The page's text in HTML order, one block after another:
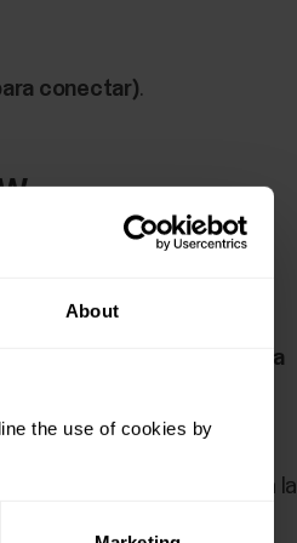
About
the use of cookies by
conectar).
Flow/M460. Para ello,
Segmentos Strava
que desees transferir a tu
para pasarlos a la
en el M460